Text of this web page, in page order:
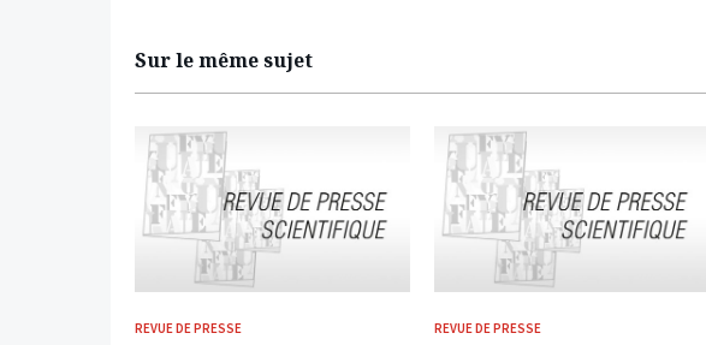
Sur le même sujet
REVUE DE PRESSE REVUE DE PRESSE